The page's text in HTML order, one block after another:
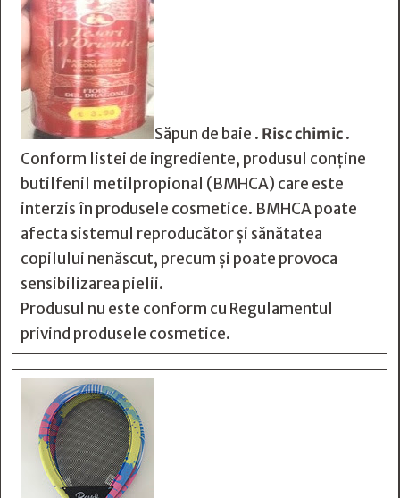
Săpun de baie . Risc chimic.
Conform listei de ingrediente, produsul conține
butilfenil metilpropional (BMHCA) care este
interzis în produsele cosmetice. BMHCA poate
afecta sistemul reproducător și sănătatea
copilului nenăscut, precum și poate provoca
sensibilizarea pielii.
Produsul nu este conform cu Regulamentul
privind produsele cosmetice.